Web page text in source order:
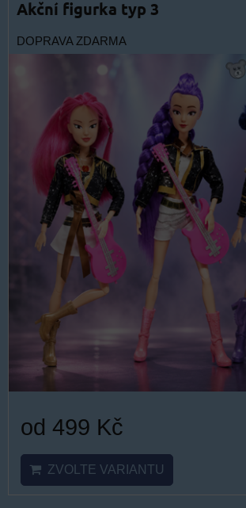
Akční figurka typ 3
DOPRAVA ZDARMA
od 499 Kč
ZVOLTE VARIANTU